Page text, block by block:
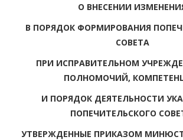
О ВНЕСЕНИИ
В ПОРЯДОК ФОРМИРОВАНИЯ
СОВЕТА
ПРИ ИСПРАВИТЕЛЬНОМ
ПОЛНОМОЧИЙ,
И ПОРЯДОК ДЕЯТЕЛЬНОСТИ
ПОПЕЧИТЕЛЬСКОГО
УТВЕРЖДЕННЫЕ ПРИКАЗОМ